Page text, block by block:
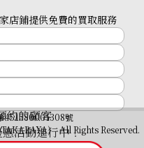
約的顧客
惠活動進行中！
店鋪提供免費的買取服務
451380001308號
All Rights Reserved.